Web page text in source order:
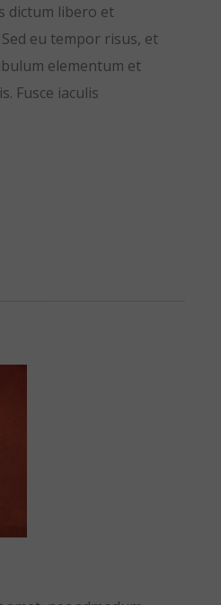
dictum libero et
eu tempor risus, et
elementum et
Fusce iaculis